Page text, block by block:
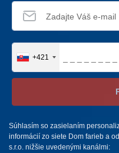
+421
Súhlasím so zasielaním
informácií zo siete Dom farieb a
s.r.o. nižšie uvedenými kanálmi: